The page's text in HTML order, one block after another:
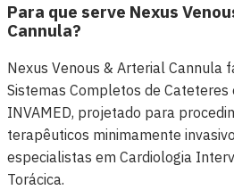
Para que serve Nexus
Cannula?
Nexus Venous & Arterial Cannula
Sistemas Completos de Cateteres
INVAMED, projetado para
terapêuticos minimamente
especialistas em Cardiologia
Torácica.